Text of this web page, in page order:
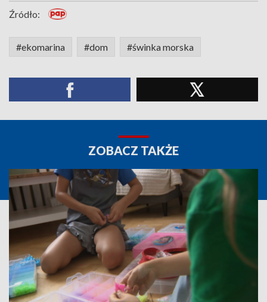
Źródło:
#ekomarina #dom #świnka morska
ZOBACZ TAKŻE